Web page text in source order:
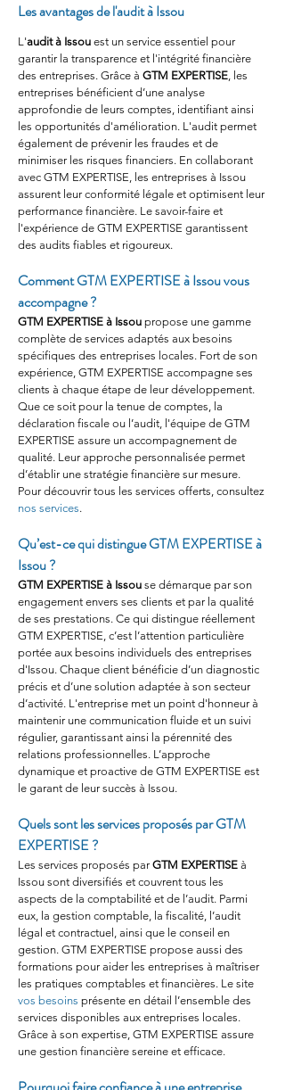
Les avantages de l'audit à Issou
L'audit à Issou est un service essentiel pour
garantir la transparence et l'intégrité financière
des entreprises. Grâce à GTM EXPERTISE, les
entreprises bénéficient d’une analyse
approfondie de leurs comptes, identifiant ainsi
les opportunités d'amélioration. L'audit permet
également de prévenir les fraudes et de
minimiser les risques financiers. En collaborant
avec GTM EXPERTISE, les entreprises à Issou
assurent leur conformité légale et optimisent leur
performance financière. Le savoir-faire et
l'expérience de GTM EXPERTISE garantissent
des audits fiables et rigoureux.
Comment GTM EXPERTISE à Issou vous
accompagne ?
GTM EXPERTISE à Issou propose une gamme
complète de services adaptés aux besoins
spécifiques des entreprises locales. Fort de son
expérience, GTM EXPERTISE accompagne ses
clients à chaque étape de leur développement.
Que ce soit pour la tenue de comptes, la
déclaration fiscale ou l’audit, l'équipe de GTM
EXPERTISE assure un accompagnement de
qualité. Leur approche personnalisée permet
d’établir une stratégie financière sur mesure.
Pour découvrir tous les services offerts, consultez
nos services.
Qu’est-ce qui distingue GTM EXPERTISE à
Issou ?
GTM EXPERTISE à Issou se démarque par son
engagement envers ses clients et par la qualité
de ses prestations. Ce qui distingue réellement
GTM EXPERTISE, c’est l’attention particulière
portée aux besoins individuels des entreprises
d'Issou. Chaque client bénéficie d’un diagnostic
précis et d’une solution adaptée à son secteur
d’activité. L'entreprise met un point d'honneur à
maintenir une communication fluide et un suivi
régulier, garantissant ainsi la pérennité des
relations professionnelles. L’approche
dynamique et proactive de GTM EXPERTISE est
le garant de leur succès à Issou.
Quels sont les services proposés par GTM
EXPERTISE ?
Les services proposés par GTM EXPERTISE à
Issou sont diversifiés et couvrent tous les
aspects de la comptabilité et de l’audit. Parmi
eux, la gestion comptable, la fiscalité, l’audit
légal et contractuel, ainsi que le conseil en
gestion. GTM EXPERTISE propose aussi des
formations pour aider les entreprises à maîtriser
les pratiques comptables et financières. Le site
vos besoins présente en détail l’ensemble des
services disponibles aux entreprises locales.
Grâce à son expertise, GTM EXPERTISE assure
une gestion financière sereine et efficace.